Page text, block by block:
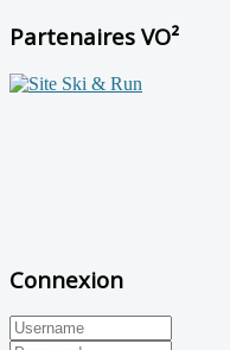
Partenaires VO²
Connexion